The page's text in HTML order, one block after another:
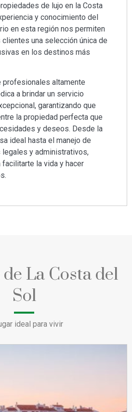
de lujo en la Costa
y conocimiento del
en esta región nos permiten
una selección única de
en los destinos más
profesionales altamente
a brindar un servicio
garantizando que
la propiedad perfecta que
y deseos. Desde la
ideal hasta el manejo de
y administrativos,
la vida y hacer
La Costa del
Sol
ideal para vivir